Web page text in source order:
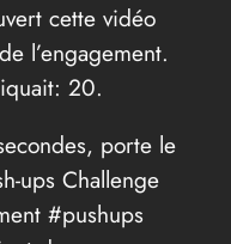
cette vidéo
l’engagement.
20.
porte le
ups Challenge
#pushups